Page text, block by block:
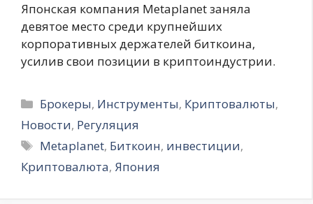
Японская компания Metaplanet заняла
девятое место среди крупнейших
корпоративных держателей биткоина,
усилив свои позиции в криптоиндустрии.
Рубрики
Брокеры, Инструменты, Криптовалюты,
Новости, Регуляция
Метки
Metaplanet, Биткоин, инвестиции,
Криптовалюта, Япония